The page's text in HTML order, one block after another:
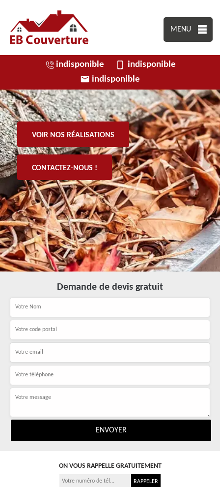
MENU
indisponible
indisponible
indisponible
VOIR NOS RÉALISATIONS
CONTACTEZ-NOUS !
Demande de devis gratuit
ON VOUS RAPPELLE GRATUITEMENT